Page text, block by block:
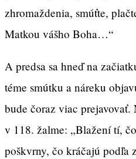
zhromaždenia, smúťte,
Matkou vášho Boha…“
A predsa sa hneď na
téme smútku a náreku
bude čoraz viac
v 118. žalme: „Blažení tí,
poškvrny, čo kráčajú podľa